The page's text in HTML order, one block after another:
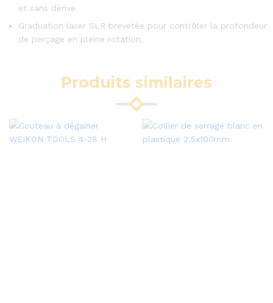
et sans dérive.
Graduation laser SLR brevetée pour contrôler la profondeur
de perçage en pleine rotation.
Produits similaires